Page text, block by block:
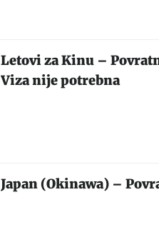
Letovi za Kinu –
Viza nije potrebna
Japan (Okinawa) –